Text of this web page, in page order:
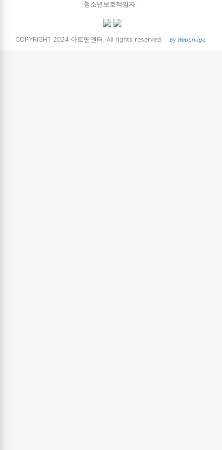
청소년보호책임자 :
COPYRIGHT 2024 아트앤엔터. All rights reserved. By Webbridge.